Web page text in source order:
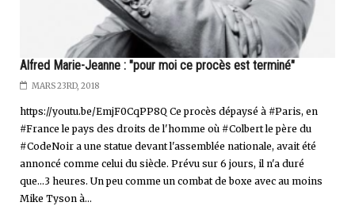
Alfred Marie-Jeanne : "pour moi ce procès est terminé"
MARS 23RD, 2018
https://youtu.be/EmjF0CqPP8Q Ce procès dépaysé à #Paris, en
#France le pays des droits de l'homme où #Colbert le père du
#CodeNoir a une statue devant l'assemblée nationale, avait été
annoncé comme celui du siècle. Prévu sur 6 jours, il n'a duré
que...3 heures. Un peu comme un combat de boxe avec au moins
Mike Tyson à...